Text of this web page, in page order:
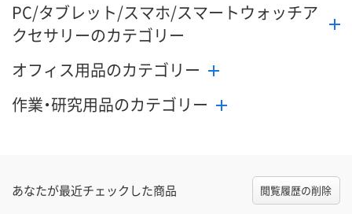
PC/タブレット/スマホ/スマートウォッチア
クセサリーのカテゴリー
オフィス用品のカテゴリー
作業・研究用品のカテゴリー
あなたが最近チェックした商品 閲覧履歴の削除